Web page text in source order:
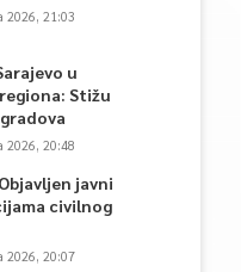
2026, 21:03
u
Stižu
2026, 20:48
javni
civilnog
2026, 20:07